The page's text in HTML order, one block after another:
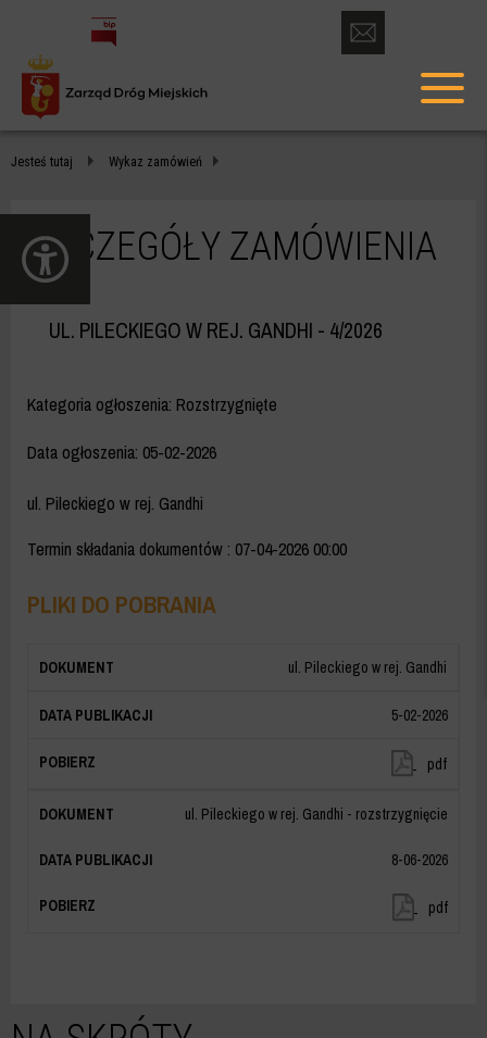
WARSZAWA
otwórz
formularz
kontaktowy
menu
Jesteś tutaj Wykaz zamówień
SZCZEGÓŁY ZAMÓWIENIA
UL. PILECKIEGO W REJ. GANDHI - 4/2026
Kategoria ogłoszenia: Rozstrzygnięte
Data ogłoszenia: 05-02-2026
ul. Pileckiego w rej. Gandhi
Termin składania dokumentów : 07-04-2026 00:00
PLIKI DO POBRANIA
ul. Pileckiego w rej. Gandhi
5-02-2026
ul.
w
Gandhi
pdf
ul. Pileckiego w rej. Gandhi - rozstrzygnięcie
8-06-2026
ul.
pdf
otwórz
panel